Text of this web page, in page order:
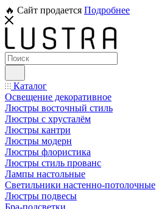
🔥 Сайт продается Подробнее
Каталог
Освещение декоративное
Люстры восточный стиль
Люстры с хрусталём
Люстры кантри
Люстры модерн
Люстры флористика
Люстры стиль прованс
Лампы настольные
Светильники настенно-потолочные
Люстры подвесы
Бра-подсветки